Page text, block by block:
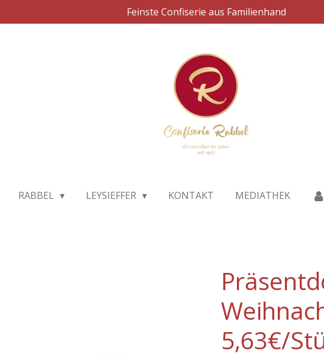
Feinste Confiserie aus Familienhand
RABBEL LEYSIEFFER KONTAKT MEDIATHEK
5,63€/